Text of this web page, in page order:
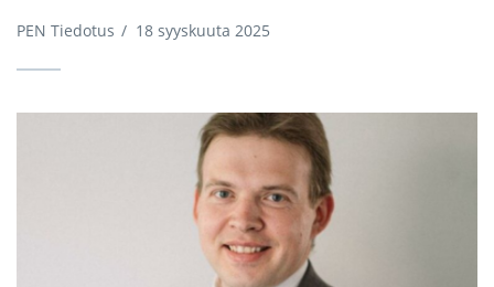
PEN Tiedotus / 18 syyskuuta 2025